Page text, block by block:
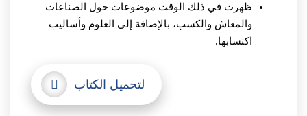
ظهرت في ذلك الوقت موضوعات حول الصناعات
والمعاش والكسب، بالإضافة إلى العلوم وأساليب
اكتسابها.
لتحميل الكتاب